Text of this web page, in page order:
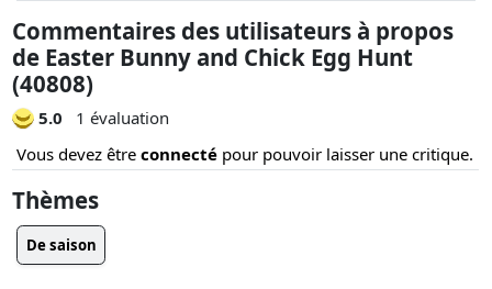
Commentaires des utilisateurs à propos
de Easter Bunny and Chick Egg Hunt
(40808)
5.0
1 évaluation
Vous devez être connecté pour pouvoir laisser une critique.
Thèmes
De saison